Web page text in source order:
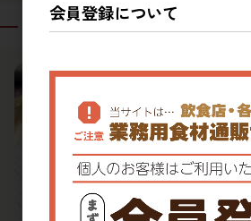
関連商品
会員登録について